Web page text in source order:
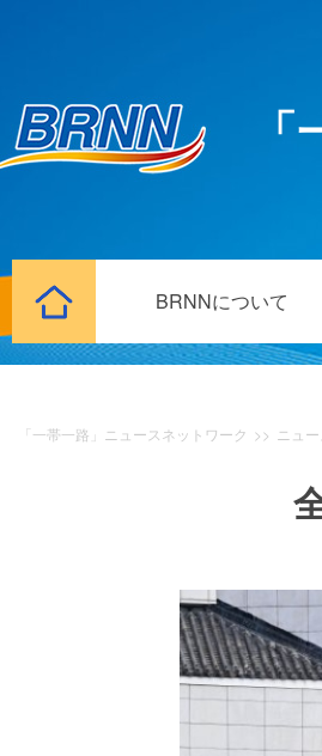
BRNNについて
「一帯一路」ニュースネットワーク >> ニュ